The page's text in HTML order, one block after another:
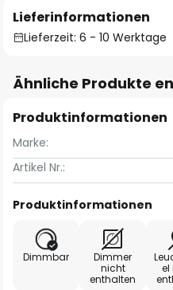
Lieferinformationen
Lieferzeit: 6 - 10 Werktage
Ähnliche Produkte
Produktinformationen
Marke:
Artikel Nr.:
Produktinformationen
Dimmbar
Dimmer
nicht
enthalten
el